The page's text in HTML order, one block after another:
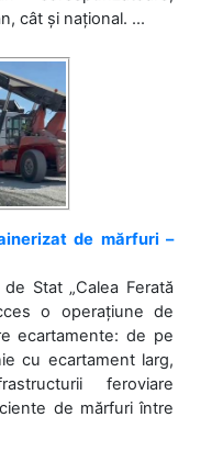
cât și național. ...
de mărfuri –
Stat „Calea Ferată
o operațiune de
ecartamente: de pe
cu ecartament larg,
feroviare
de mărfuri între